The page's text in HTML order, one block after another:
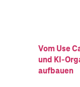
Vom Use
und KI-
aufbauen